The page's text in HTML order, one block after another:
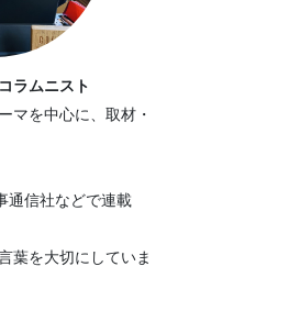
ラムニスト
マを中心に、取材・
通信社などで連載
葉を大切にしていま